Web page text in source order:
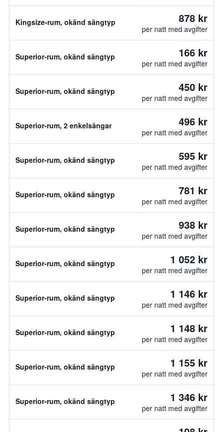
Kingsize-rum, okänd sängtyp 878 kr
per natt med avgifter
Superior-rum, okänd sängtyp 166 kr
per natt med avgifter
Superior-rum, okänd sängtyp 450 kr
per natt med avgifter
Superior-rum, 2 enkelsängar 496 kr
per natt med avgifter
Superior-rum, okänd sängtyp 595 kr
per natt med avgifter
Superior-rum, okänd sängtyp 781 kr
per natt med avgifter
Superior-rum, okänd sängtyp 938 kr
per natt med avgifter
Superior-rum, okänd sängtyp 1 052 kr
per natt med avgifter
Superior-rum, okänd sängtyp 1 146 kr
per natt med avgifter
Superior-rum, okänd sängtyp 1 148 kr
per natt med avgifter
Superior-rum, okänd sängtyp 1 155 kr
per natt med avgifter
Superior-rum, okänd sängtyp 1 346 kr
per natt med avgifter